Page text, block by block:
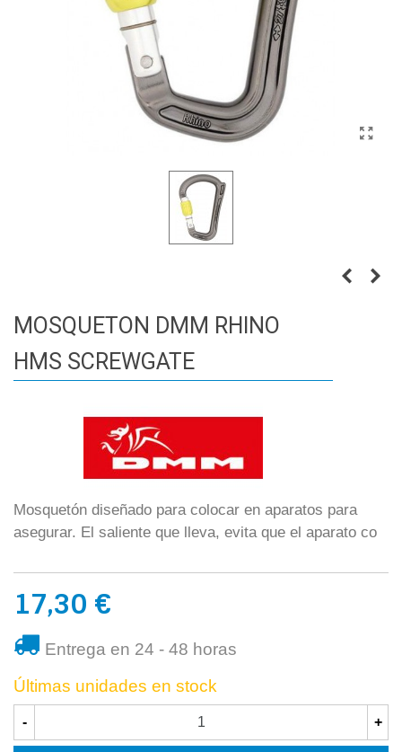
MOSQUETON DMM RHINO
HMS SCREWGATE
Mosquetón diseñado para colocar en aparatos para
asegurar. El saliente que lleva, evita que el aparato co
17,30 €
Entrega en 24 - 48 horas
Últimas unidades en stock
- +